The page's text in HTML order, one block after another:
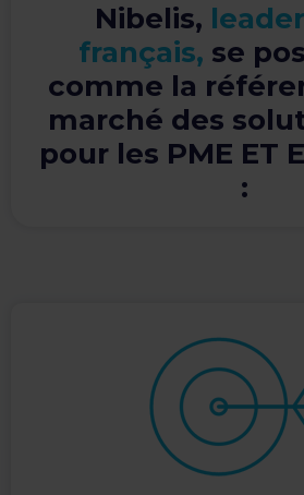
Nibelis,
français, se
comme la
marché des
pour les PME ET
: